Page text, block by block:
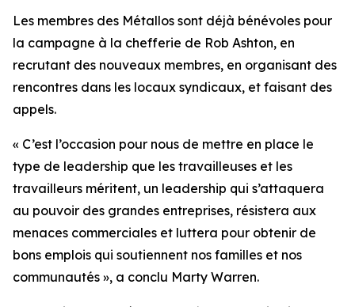
Les membres des Métallos sont déjà bénévoles pour
la campagne à la chefferie de Rob Ashton, en
recrutant des nouveaux membres, en organisant des
rencontres dans les locaux syndicaux, et faisant des
appels.
« C’est l’occasion pour nous de mettre en place le
type de leadership que les travailleuses et les
travailleurs méritent, un leadership qui s’attaquera
au pouvoir des grandes entreprises, résistera aux
menaces commerciales et luttera pour obtenir de
bons emplois qui soutiennent nos familles et nos
communautés », a conclu Marty Warren.